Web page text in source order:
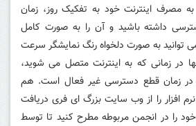
مصرف اینترنت خود به تفکیک روز، زمان
داشته باشید و آن را به صورت کامل
توانید به صورت دلخواه رنگ نمایشگر سرعت
در زمانی که به اینترنت متصل می شوید،
زمان قطع دسترسی غیر فعال است. هم
افزار را از وب سایت بزرگ ای فری دریافت
را در انجمن مربوطه مطرح کنید تا توسط